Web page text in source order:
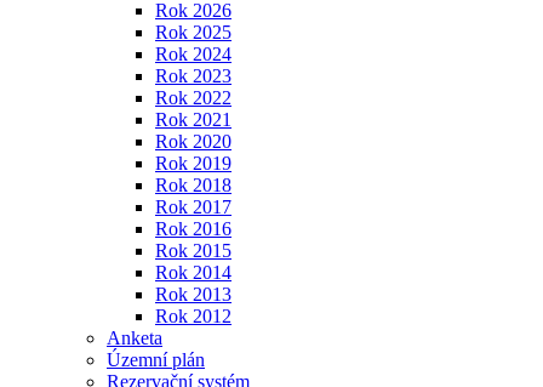
Rok 2026
Rok 2025
Rok 2024
Rok 2023
Rok 2022
Rok 2021
Rok 2020
Rok 2019
Rok 2018
Rok 2017
Rok 2016
Rok 2015
Rok 2014
Rok 2013
Rok 2012
Anketa
Územní plán
Rezervační systém